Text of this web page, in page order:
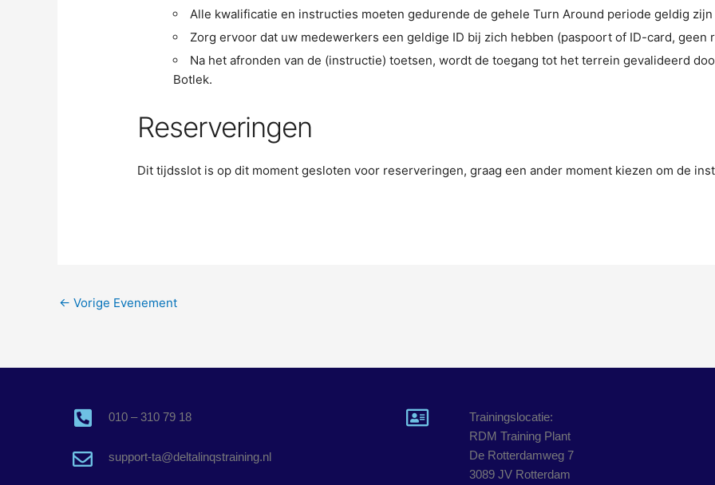
Alle kwalificatie en instructies moeten gedurende de gehele Turn Around periode geldig
Zorg ervoor dat uw medewerkers een geldige ID bij zich hebben (paspoort of ID-card, geen
Na het afronden van de (instructie) toetsen, wordt de toegang tot het terrein gevalideerd
Botlek.
Reserveringen
Dit tijdsslot is op dit moment gesloten voor reserveringen, graag een ander moment kiezen om de
← Vorige Evenement
010 – 310 79 18
support-ta@deltalinqstraining.nl
Trainingslocatie:
RDM Training Plant
De Rotterdamweg 7
3089 JV Rotterdam